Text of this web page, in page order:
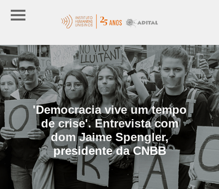
'Democracia vive um tempo
de crise'. Entrevista com
dom Jaime Spengler,
presidente da CNBB